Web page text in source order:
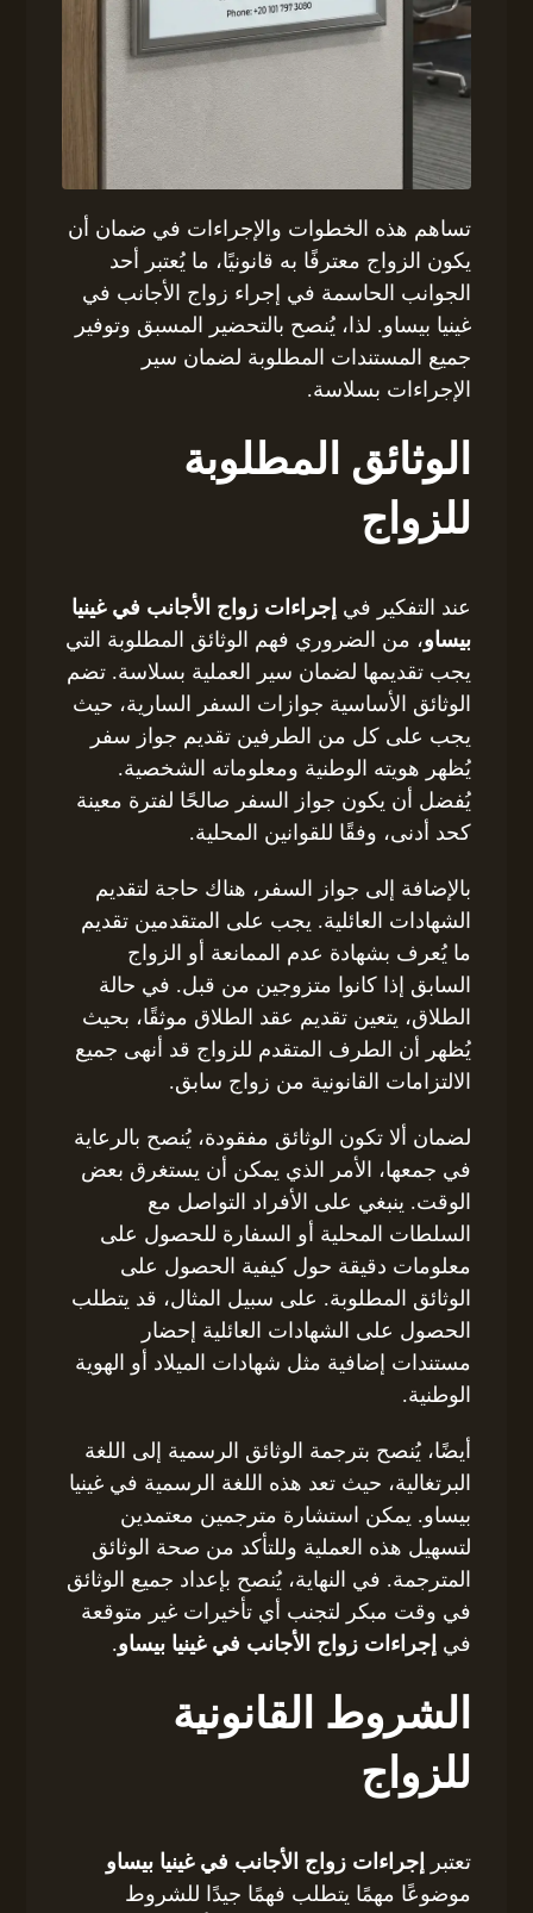
تساهم هذه الخطوات والإجراءات في ضمان أن
يكون الزواج معترفًا به قانونيًا، ما يُعتبر أحد
الجوانب الحاسمة في إجراء زواج الأجانب في
غينيا بيساو. لذا، يُنصح بالتحضير المسبق وتوفير
جميع المستندات المطلوبة لضمان سير
الإجراءات بسلاسة.
الوثائق المطلوبة
للزواج
عند التفكير في إجراءات زواج الأجانب في غينيا
بيساو، من الضروري فهم الوثائق المطلوبة التي
يجب تقديمها لضمان سير العملية بسلاسة. تضم
الوثائق الأساسية جوازات السفر السارية، حيث
يجب على كل من الطرفين تقديم جواز سفر
يُظهر هويته الوطنية ومعلوماته الشخصية.
يُفضل أن يكون جواز السفر صالحًا لفترة معينة
كحد أدنى، وفقًا للقوانين المحلية.
بالإضافة إلى جواز السفر، هناك حاجة لتقديم
الشهادات العائلية. يجب على المتقدمين تقديم
ما يُعرف بشهادة عدم الممانعة أو الزواج
السابق إذا كانوا متزوجين من قبل. في حالة
الطلاق، يتعين تقديم عقد الطلاق موثقًا، بحيث
يُظهر أن الطرف المتقدم للزواج قد أنهى جميع
الالتزامات القانونية من زواج سابق.
لضمان ألا تكون الوثائق مفقودة، يُنصح بالرعاية
في جمعها، الأمر الذي يمكن أن يستغرق بعض
الوقت. ينبغي على الأفراد التواصل مع
السلطات المحلية أو السفارة للحصول على
معلومات دقيقة حول كيفية الحصول على
الوثائق المطلوبة. على سبيل المثال، قد يتطلب
الحصول على الشهادات العائلية إحضار
مستندات إضافية مثل شهادات الميلاد أو الهوية
الوطنية.
أيضًا، يُنصح بترجمة الوثائق الرسمية إلى اللغة
البرتغالية، حيث تعد هذه اللغة الرسمية في غينيا
بيساو. يمكن استشارة مترجمين معتمدين
لتسهيل هذه العملية وللتأكد من صحة الوثائق
المترجمة. في النهاية، يُنصح بإعداد جميع الوثائق
في وقت مبكر لتجنب أي تأخيرات غير متوقعة
في إجراءات زواج الأجانب في غينيا بيساو.
الشروط القانونية
للزواج
تعتبر
إجراءات زواج الأجانب في غينيا بيساو
موضوعًا مهمًا يتطلب فهمًا جيدًا للشروط